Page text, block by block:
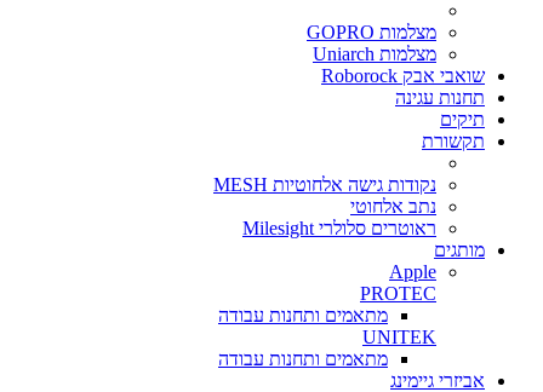
מצלמות GOPRO
מצלמות Uniarch
שואבי אבק Roborock
תחנות עגינה
תיקים
תקשורת
נקודות גישה אלחוטיות MESH
נתב אלחוטי
ראוטרים סלולרי Milesight
מותגים
Apple
PROTEC
מתאמים ותחנות עבודה
UNITEK
מתאמים ותחנות עבודה
אביזרי גיימינג